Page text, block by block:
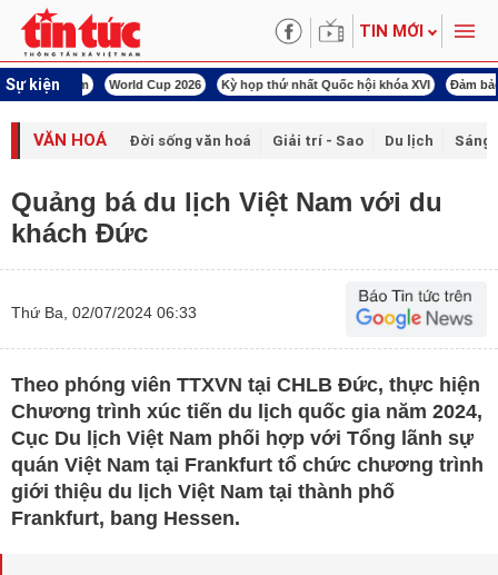
TIN MỚI
Sự kiện
Việt Nam World Cup 2026 Kỳ họp thứ nhất Quốc hội khóa XVI Đảm bảo
VĂN HOÁ Đời sống văn hoá Giải trí - Sao Du lịch Sáng
Quảng bá du lịch Việt Nam với du
khách Đức
Thứ Ba, 02/07/2024 06:33
Theo phóng viên TTXVN tại CHLB Đức, thực hiện
Chương trình xúc tiến du lịch quốc gia năm 2024,
Cục Du lịch Việt Nam phối hợp với Tổng lãnh sự
quán Việt Nam tại Frankfurt tổ chức chương trình
giới thiệu du lịch Việt Nam tại thành phố
Frankfurt, bang Hessen.